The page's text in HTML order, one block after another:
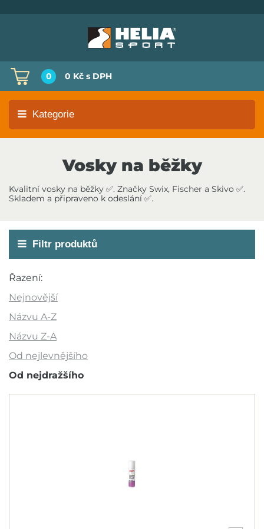
0 0 Kč s DPH
Kategorie
Vosky na běžky
Kvalitní vosky na běžky ✅. Značky Swix, Fischer a Skivo ✅.
Skladem a připraveno k odeslání ✅.
Filtr produktů
Cena
110 Kč
Akce
Novinka
Výprodej
Řazení:
Nejnovější
Názvu A-Z
Názvu Z-A
Od nejlevnějšího
Od nejdražšího